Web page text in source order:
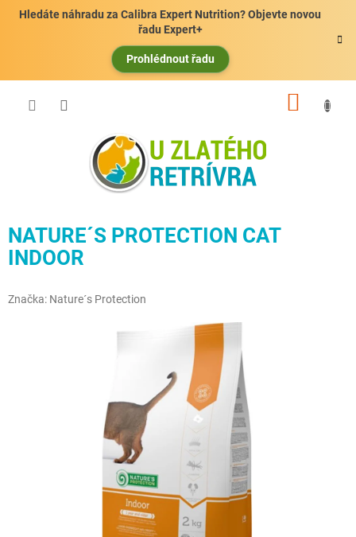
Hledáte náhradu za Calibra Expert Nutrition? Objevte novou
řadu Expert+
Prohlédnout řadu
NATURE´S PROTECTION CAT
INDOOR
Značka: Nature´s Protection